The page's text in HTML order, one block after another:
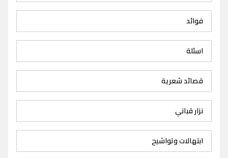
فوائد
اسئلة
قصائد شعرية
نزار قباني
ابتهالات وتواشيح